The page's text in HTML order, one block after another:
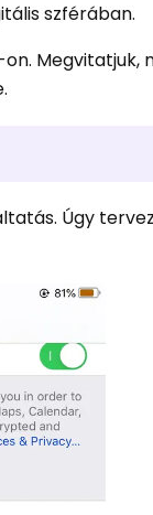
szférában.
Megvitatjuk,
Úgy